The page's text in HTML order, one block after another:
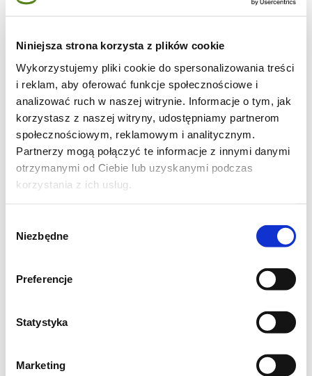
Niniejsza strona korzysta z plików cookie
Wykorzystujemy pliki cookie do spersonalizowania treści
i reklam, aby oferować funkcje społecznościowe i
analizować ruch w naszej witrynie. Informacje o tym, jak
korzystasz z naszej witryny, udostępniamy partnerom
społecznościowym, reklamowym i analitycznym.
Partnerzy mogą połączyć te informacje z innymi danymi
otrzymanymi od Ciebie lub uzyskanymi podczas
korzystania z ich usług.
zgody
Niezbędne
Preferencje
Statystyka
Marketing
Składniki na viralowe pierogi
bez lepienia:
400 g mielonego mięsa
czarny pieprz
mąka pszenna